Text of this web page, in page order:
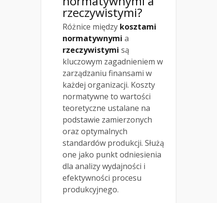
rzeczywistymi?
Różnice między kosztami
normatywnymi a
rzeczywistymi są
kluczowym zagadnieniem w
zarządzaniu finansami w
każdej organizacji. Koszty
normatywne to wartości
teoretyczne ustalane na
podstawie zamierzonych
oraz optymalnych
standardów produkcji. Służą
one jako punkt odniesienia
dla analizy wydajności i
efektywności procesu
produkcyjnego.